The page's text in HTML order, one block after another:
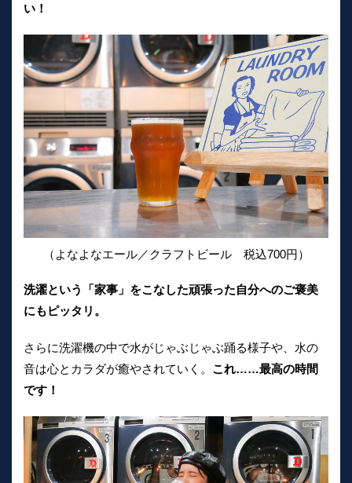
い！
（よなよなエール／クラフトビール 税込700円）
洗濯という「家事」をこなした頑張った自分へのご褒美
にもピッタリ。
さらに洗濯機の中で水がじゃぶじゃぶ踊る様子や、水の
音は心とカラダが癒やされていく。 これ……最高の時間
です！